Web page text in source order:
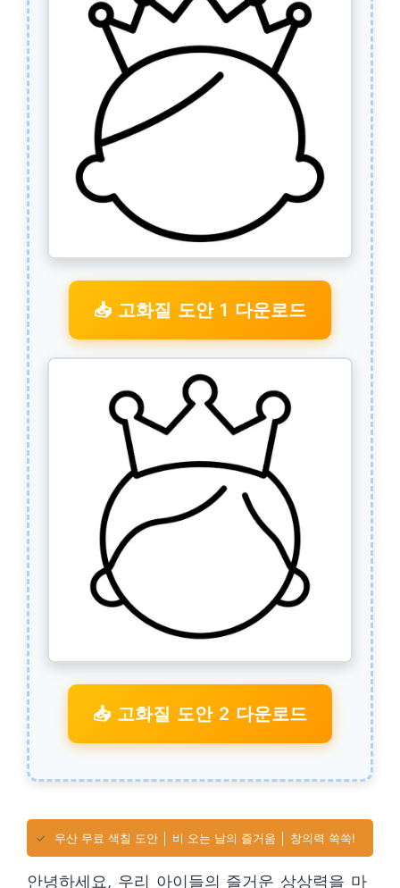
📥 고화질 도안 1 다운로드
📥 고화질 도안 2 다운로드
✓ 우산 무료 색칠 도안 │ 비 오는 날의 즐거움 │ 창의력 쑥쑥!
안녕하세요, 우리 아이들의 즐거운 상상력을 마